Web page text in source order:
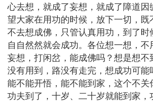
心去想，就成了妄想，就成了障道因
望大家在用功的时候，放下一切，既
不去想成佛，只管认真用功，到了时
自自然然就会成功。各位想一想，不
妄想，打闲岔，能成佛吗？想是想不
没有用到，路没有走完，想成功可能
能不能开悟，能不能到家，这个不关
功夫到了，十岁、二十岁就能到家，